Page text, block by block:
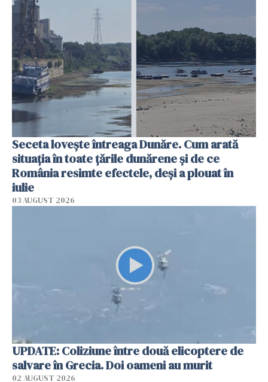
Seceta lovește întreaga Dunăre. Cum arată
situația în toate țările dunărene și de ce
România resimte efectele, deși a plouat în
iulie
03 AUGUST 2026
UPDATE: Coliziune între două elicoptere de
salvare în Grecia. Doi oameni au murit
02 AUGUST 2026